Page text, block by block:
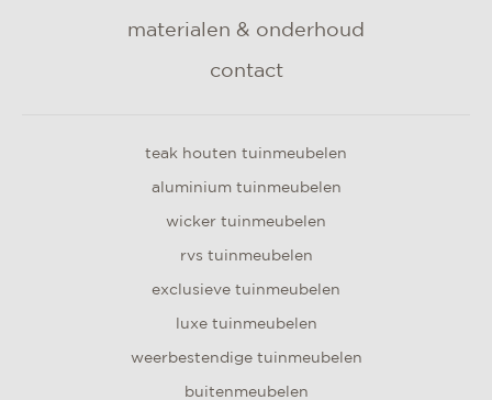
materialen & onderhoud
contact
teak houten tuinmeubelen
aluminium tuinmeubelen
wicker tuinmeubelen
rvs tuinmeubelen
exclusieve tuinmeubelen
luxe tuinmeubelen
weerbestendige tuinmeubelen
buitenmeubelen